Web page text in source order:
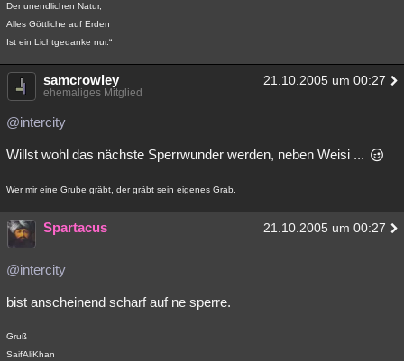
Der unendlichen Natur,
Alles Göttliche auf Erden
Ist ein Lichtgedanke nur.“
samcrowley 21.10.2005 um 00:27
ehemaliges Mitglied
@intercity
Willst wohl das nächste Sperrwunder werden, neben Weisi ...
Wer mir eine Grube gräbt, der gräbt sein eigenes Grab.
Spartacus 21.10.2005 um 00:27
@intercity
bist anscheinend scharf auf ne sperre.
Gruß
SaifAliKhan